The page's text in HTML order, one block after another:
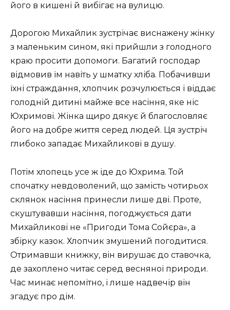
його в кишені й вибігає на вулицю.
Дорогою Михайлик зустрічає виснажену жінку
з маленьким сином, які прийшли з голодного
краю просити допомоги. Багатий господар
відмовив їм навіть у шматку хліба. Побачивши
їхні страждання, хлопчик розчулюється і віддає
голодній дитині майже все насіння, яке ніс
Юхримові. Жінка щиро дякує й благословляє
його на добре життя серед людей. Ця зустріч
глибоко западає Михайликові в душу.
Потім хлопець усе ж іде до Юхрима. Той
спочатку невдоволений, що замість чотирьох
склянок насіння принесли лише дві. Проте,
скуштувавши насіння, погоджується дати
Михайликові не «Пригоди Тома Сойєра», а
збірку казок. Хлопчик змушений погодитися.
Отримавши книжку, він вирушає до ставочка,
де захоплено читає серед весняної природи.
Час минає непомітно, і лише надвечір він
згадує про дім.